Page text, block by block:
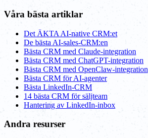
Våra bästa artiklar
Det ÄKTA AI-native CRM:et
De bästa AI-sales-CRM:en
Bästa CRM med Claude-integration
Bästa CRM med ChatGPT-integration
Bästa CRM med OpenClaw-integration
Bästa CRM för AI-agenter
Bästa LinkedIn-CRM
14 bästa CRM för säljteam
Hantering av LinkedIn-inbox
Andra resurser